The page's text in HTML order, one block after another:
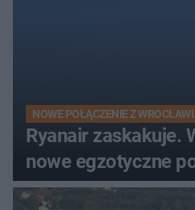
NOWE POŁĄCZENIE Z
Ryanair zaskakuje.
nowe egzotyczne